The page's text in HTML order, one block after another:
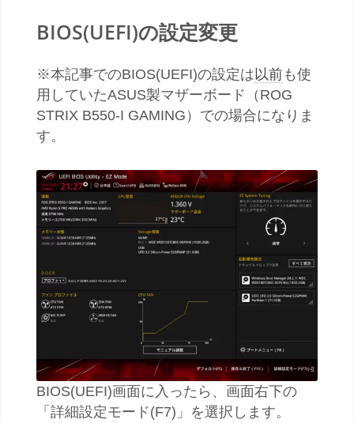
BIOS(UEFI)の設定変更
※本記事でのBIOS(UEFI)の設定は 以前 も使
用していたASUS製マザーボード（ROG
STRIX B550-I GAMING）での場合になりま
す。
BIOS(UEFI)画面に入ったら、画面右下の
「詳細設定モード(F7)」を選択します。